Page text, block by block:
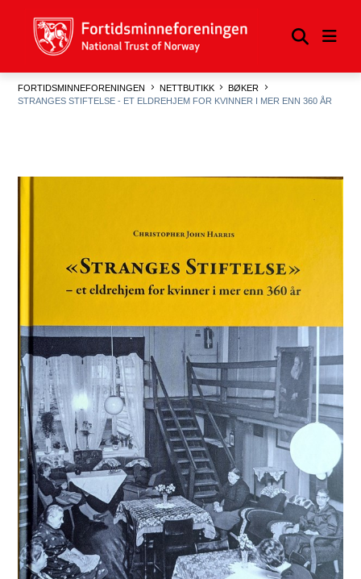
FORTIDSMINNEFORENINGEN NETTBUTIKK
BØKER
STRANGES STIFTELSE - ET ELDREHJEM FOR KVINNER I MER ENN 360 ÅR